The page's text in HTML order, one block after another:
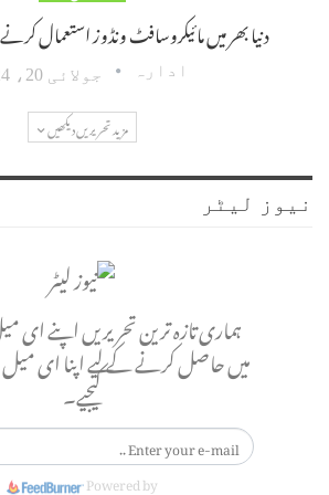
دنیا بھر میں مائیکروسافٹ ونڈوز استعمال
ادارہ جولائی 20، 2024
مزید تحریریں دیکھیں
نیوز لیٹر
ہماری تازہ ترین تحریریں اپنے
میں حاصل کرنے کے لیے اپنا ای
کیجیے۔
Powered by